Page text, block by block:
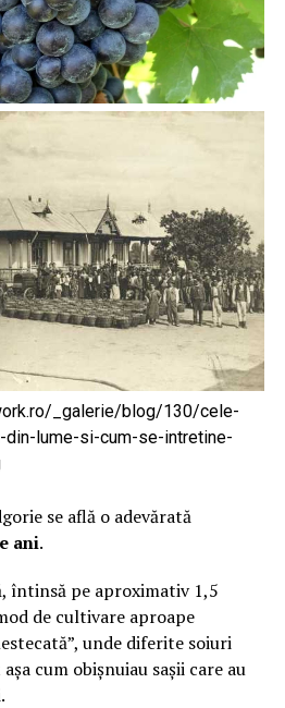
se află o adevărată
ani.
întinsă pe aproximativ 1,5
de cultivare aproape
unde diferite soiuri
cum obișnuiau sașii care au